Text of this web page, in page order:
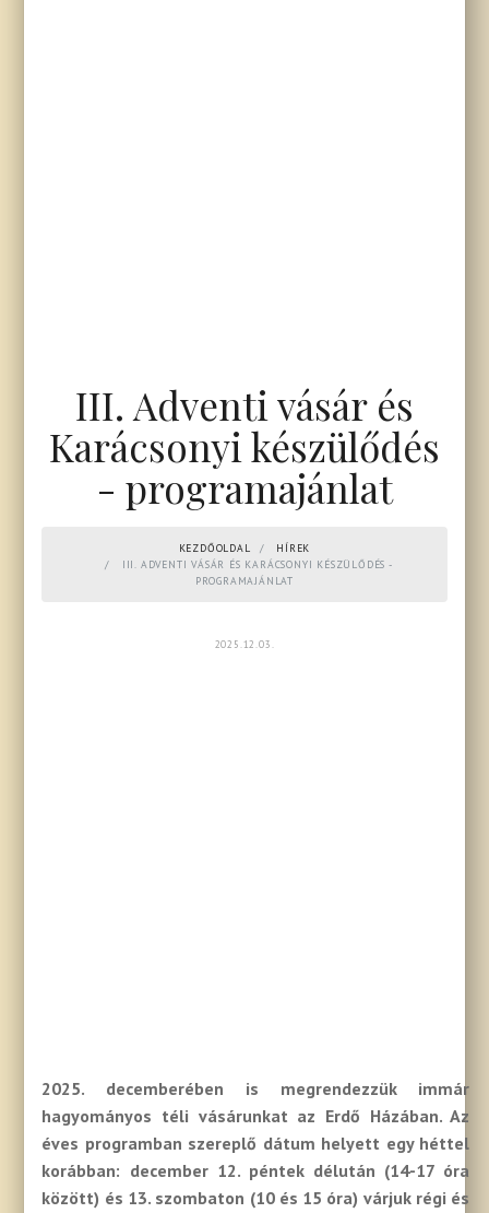
III. Adventi vásár és
Karácsonyi készülődés
- programajánlat
KEZDŐOLDAL
HÍREK
III. ADVENTI VÁSÁR ÉS KARÁCSONYI KÉSZÜLŐDÉS -
PROGRAMAJÁNLAT
2025.12.03.
2025. decemberében is megrendezzük immár
hagyományos téli vásárunkat az Erdő Házában. Az
éves programban szereplő dátum helyett egy héttel
korábban: december 12. péntek délután (14-17 óra
között) és 13. szombaton (10 és 15 óra) várjuk régi és